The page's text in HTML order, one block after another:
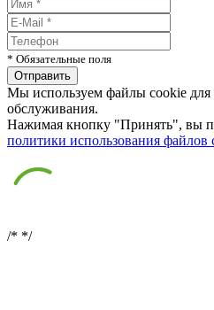
* Обязательные поля
Мы используем файлы cookie для
обслуживания.
Нажимая кнопку "Принять", вы
политики использования файлов
/* */